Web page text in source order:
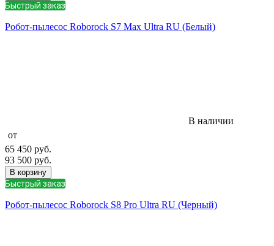
Быстрый заказ
Робот-пылесос Roborock S7 Max Ultra RU (Белый)
В наличии
от
65 450 руб.
93 500 руб.
В корзину
Быстрый заказ
Робот-пылесос Roborock S8 Pro Ultra RU (Черный)